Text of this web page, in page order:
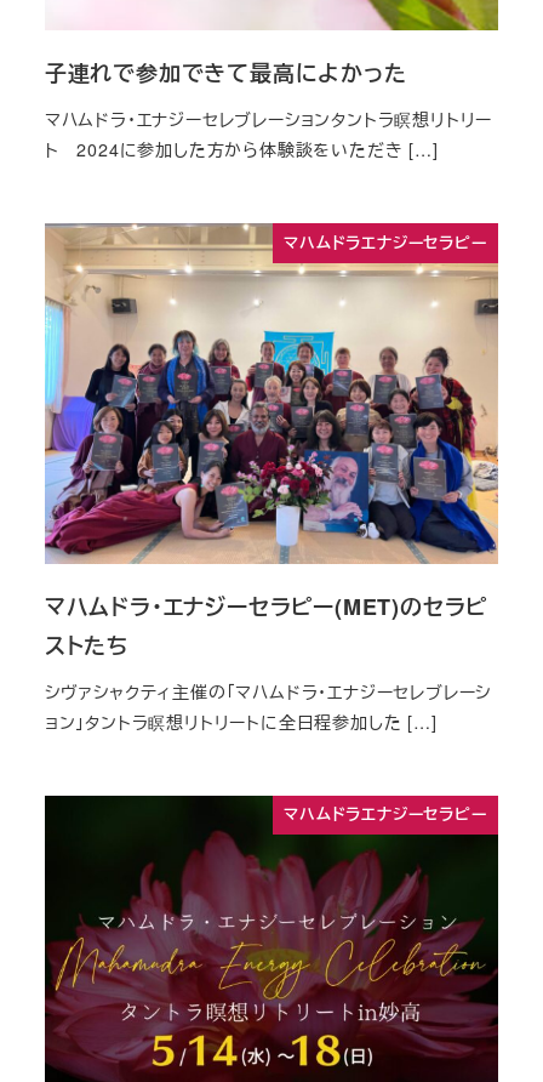
子連れで参加できて最高によかった
マハムドラ・エナジーセレブレーションタントラ瞑想リトリー
ト 2024に参加した方から体験談をいただき […]
マハムドラエナジーセラピー
マハムドラ・エナジーセラピー(MET)のセラピ
ストたち
シヴァシャクティ主催の「マハムドラ・エナジーセレブレーシ
ョン」タントラ瞑想リトリートに全日程参加した […]
マハムドラエナジーセラピー